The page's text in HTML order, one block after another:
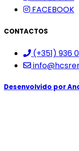
FACEBOOK
CONTACTOS
(+351) 936
Desenvolvido por